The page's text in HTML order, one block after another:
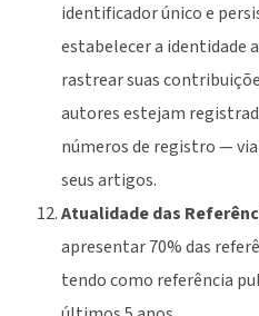
identificador único e
estabelecer a identidade
rastrear suas
autores estejam
números de registro —
seus artigos.
Atualidade das
apresentar 70% das
tendo como referência